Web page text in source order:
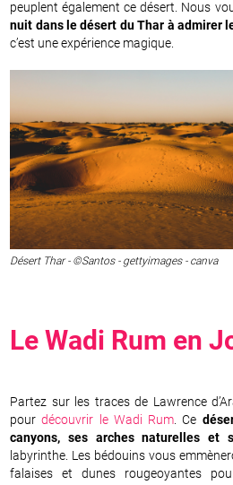
peuplent également ce désert. Nous
nuit dans le désert du Thar à admirer
c’est une expérience magique.
Désert Thar - ©Santos - gettyimages - canva
LeWadi Rum en
Partez sur les traces de Lawrence
pourdécouvrir le Wadi Rum . Ce
canyons, ses arches naturelles et
labyrinthe. Les bédouins vous
falaises et dunes rougeoyantes